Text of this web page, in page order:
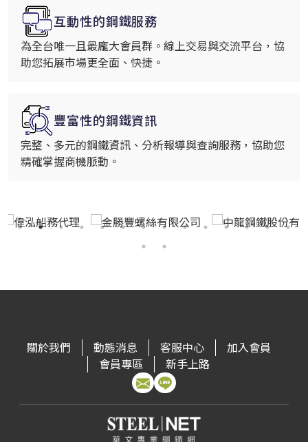
互動性的鋼鐵服務
為全台唯一且最龐大會員群。線上交易與交流平台，協
助您拓展市場更全面、快捷。
豐富性的鋼鐵資訊
完整、多元的鋼鐵資訊、分析報導與查詢服務，協助您
精確掌握商機脈動。
關於我們 動態消息 客服中心
加入會員
會員專區
新手上路